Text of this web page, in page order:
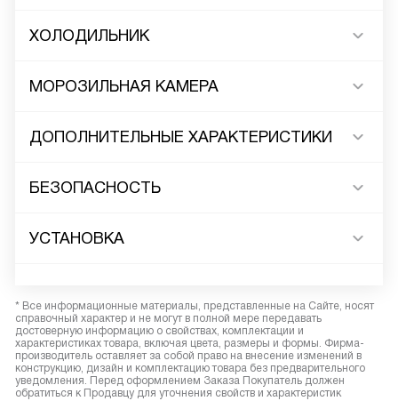
ХОЛОДИЛЬНИК
МОРОЗИЛЬНАЯ КАМЕРА
ДОПОЛНИТЕЛЬНЫЕ ХАРАКТЕРИСТИКИ
БЕЗОПАСНОСТЬ
УСТАНОВКА
* Все информационные материалы, представленные на Сайте, носят
справочный характер и не могут в полной мере передавать
достоверную информацию о свойствах, комплектации и
характеристиках товара, включая цвета, размеры и формы. Фирма-
производитель оставляет за собой право на внесение изменений в
конструкцию, дизайн и комплектацию товара без предварительного
уведомления. Перед оформлением Заказа Покупатель должен
обратиться к Продавцу для уточнения свойств и характеристик